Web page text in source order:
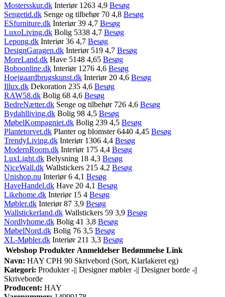
Mostersskur.dk Interiør 1263 4,9 Besøg
Sengetid.dk Senge og tilbehør 70 4,8 Besøg
ESfurniture.dk Interiør 39 4,7 Besøg
LuxoLiving.dk Bolig 5338 4,7 Besøg
Lepong.dk Interiør 36 4,7 Besøg
DesignGaragen.dk Interiør 519 4,7 Besøg
MoreLand.dk Have 5148 4,65 Besøg
Boboonline.dk Interiør 1276 4,6 Besøg
Hoejgaardbrugskunst.dk Interiør 20 4,6 Besøg
Illux.dk Dekoration 235 4,6 Besøg
RAW58.dk Bolig 68 4,6 Besøg
BedreNætter.dk Senge og tilbehør 726 4,6 Besøg
Bydahlliving.dk Bolig 98 4,5 Besøg
MøbelKompagniet.dk Bolig 239 4,5 Besøg
Plantetorvet.dk Planter og blomster 6440 4,45 Besøg
TrendyLiving.dk Interiør 1306 4,4 Besøg
ModernRoom.dk Interiør 175 4,4 Besøg
LuxLight.dk Belysning 18 4,3 Besøg
NiceWall.dk Wallstickers 215 4,2 Besøg
Unishop.nu Interiør 6 4,1 Besøg
HaveHandel.dk Have 20 4,1 Besøg
Likehome.dk Interiør 15 4 Besøg
Møbler.dk Interiør 87 3,9 Besøg
Wallstickerland.dk Wallstickers 59 3,9 Besøg
Nordlyhome.dk Bolig 41 3,8 Besøg
MøbelNord.dk Bolig 76 3,5 Besøg
XL-Møbler.dk Interiør 211 3,3 Besøg
Webshop Produkter Anmeldelser Bedømmelse Link
Navn: HAY CPH 90 Skrivebord (Sort, Klarlakeret eg)
Kategori: Produkter -|| Designer møbler -|| Designer borde -||
Skriveborde
Producent: HAY